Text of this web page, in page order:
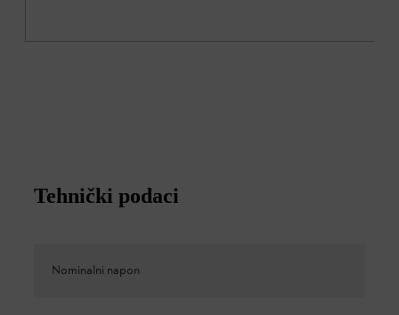
Tehnički podaci
Nominalni napon